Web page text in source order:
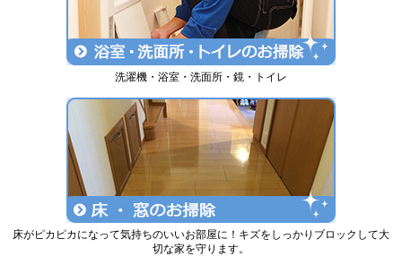
洗濯機・浴室・洗面所・鏡・トイレ
床がピカピカになって気持ちのいいお部屋に！キズをしっかりブロックして大
切な家を守ります。